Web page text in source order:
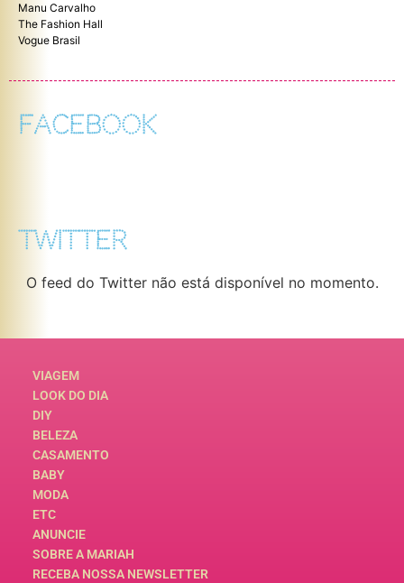
Manu Carvalho
The Fashion Hall
Vogue Brasil
FACEBOOK
TWITTER
O feed do Twitter não está disponível no momento.
VIAGEM
LOOK DO DIA
DIY
BELEZA
CASAMENTO
BABY
MODA
ETC
ANUNCIE
SOBRE A MARIAH
RECEBA NOSSA NEWSLETTER